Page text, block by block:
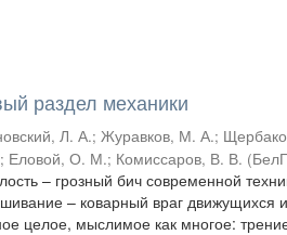
раздел механики
Л. А.;Журавков, М. А.;
; Еловой, О. М.; Комиссаров, В. В. (
– грозный бич современной
– коварный враг
целое, мыслимое как многое: